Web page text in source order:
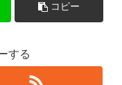
コピー
する